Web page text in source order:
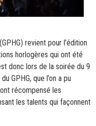
revient pour l’édition
horlogères qui ont été
donc lors de la soirée du 9
GPHG, que l’on a pu
récompensé les
les talents qui façonnent